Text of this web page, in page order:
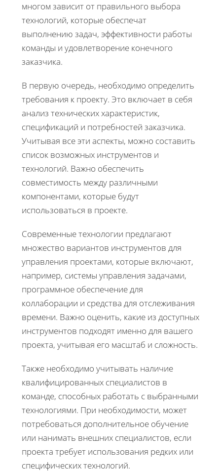
многом зависит от правильного выбора
технологий, которые обеспечат
выполнению задач, эффективности работы
команды и удовлетворение конечного
заказчика.
В первую очередь, необходимо определить
требования к проекту. Это включает в себя
анализ технических характеристик,
спецификаций и потребностей заказчика.
Учитывая все эти аспекты, можно составить
список возможных инструментов и
технологий. Важно обеспечить
совместимость между различными
компонентами, которые будут
использоваться в проекте.
Современные технологии предлагают
множество вариантов инструментов для
управления проектами, которые включают,
например, системы управления задачами,
программное обеспечение для
коллаборации и средства для отслеживания
времени. Важно оценить, какие из доступных
инструментов подходят именно для вашего
проекта, учитывая его масштаб и сложность.
Также необходимо учитывать наличие
квалифицированных специалистов в
команде, способных работать с выбранными
технологиями. При необходимости, может
потребоваться дополнительное обучение
или нанимать внешних специалистов, если
проекта требует использования редких или
специфических технологий.